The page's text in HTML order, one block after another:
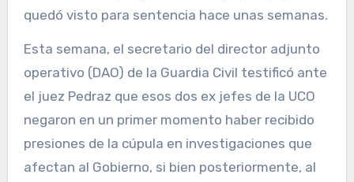
quedó visto para sentencia hace unas semanas.
Esta semana, el secretario del director adjunto
operativo (DAO) de la Guardia Civil testificó ante
el juez Pedraz que esos dos ex jefes de la UCO
negaron en un primer momento haber recibido
presiones de la cúpula en investigaciones que
afectan al Gobierno, si bien posteriormente, al